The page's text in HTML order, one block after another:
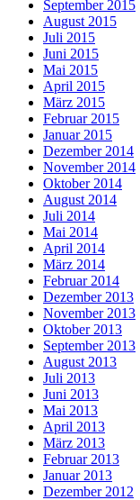
September 2015
August 2015
Juli 2015
Juni 2015
Mai 2015
April 2015
März 2015
Februar 2015
Januar 2015
Dezember 2014
November 2014
Oktober 2014
August 2014
Juli 2014
Mai 2014
April 2014
März 2014
Februar 2014
Dezember 2013
November 2013
Oktober 2013
September 2013
August 2013
Juli 2013
Juni 2013
Mai 2013
April 2013
März 2013
Februar 2013
Januar 2013
Dezember 2012